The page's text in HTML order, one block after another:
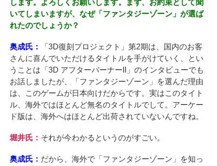
します。よろしくお願いします。まず、お約束として聞
いてしまいますが、なぜ「ファンタジーゾーン」が選ば
れたのでしょうか？
奥成氏：
「3D復刻プロジェクト」第2期は、国内のお客
さんに喜んでいただけるタイトルを手がけていく、とい
うことは「3D アフターバーナーII」のインタビューでも
お話しましたが、「ファンタジーゾーン」を選んだ理由
は、このゲームが日本向けだからです。実はこのタイト
ル、海外ではほとんど無名のタイトルでして。アーケー
ド版は、海外へはほとんど出荷されていないんですね。
堀井氏： それが今わかるというのがすごい。
奥成氏： だから、海外で「ファンタジーゾーン」を知っ